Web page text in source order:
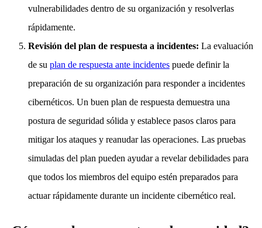
vulnerabilidades dentro de su organización y resolverlas
rápidamente.
Revisión del plan de respuesta a incidentes: La evaluación
de su plan de respuesta ante incidentes puede definir la
preparación de su organización para responder a incidentes
cibernéticos. Un buen plan de respuesta demuestra una
postura de seguridad sólida y establece pasos claros para
mitigar los ataques y reanudar las operaciones. Las pruebas
simuladas del plan pueden ayudar a revelar debilidades para
que todos los miembros del equipo estén preparados para
actuar rápidamente durante un incidente cibernético real.